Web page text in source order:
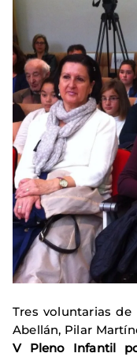
Tres voluntarias de
Abellán, Pilar
VPleno Infantil